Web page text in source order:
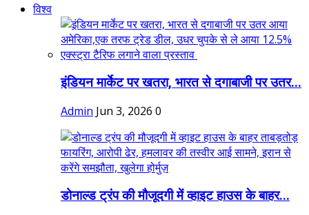
विश्व
इंडियन मार्केट पर खतरा, भारत से दगाबाजी पर उतर...
Admin Jun 3, 2026 0
डोनाल्ड ट्रंप की मौजूदगी में व्हाइट हाउस के बाहर...